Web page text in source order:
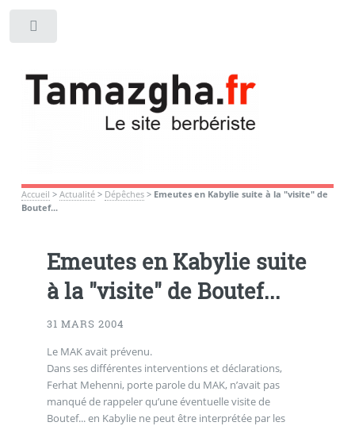
Accueil > Actualité> Dépêches> Emeutes en Kabylie suite à la "visite" de
Boutef...
Emeutes en Kabylie suite
à la "visite" de Boutef...
31 MARS 2004
Le MAK avait prévenu.
Dans ses différentes interventions et déclarations,
Ferhat Mehenni, porte parole du MAK, n’avait pas
manqué de rappeler qu’une éventuelle visite de
Boutef... en Kabylie ne peut être interprétée par les